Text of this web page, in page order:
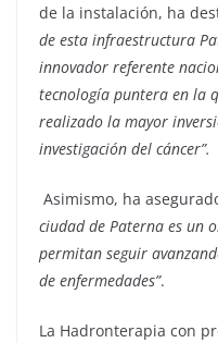
de la instalación, ha
de esta infraestructura
innovador referente
tecnología puntera en la
realizado la mayor
investigación del cáncer”.
Asimismo, ha
ciudad de Paterna es un
permitan seguir
de enfermedades”.
La Hadronterapia con